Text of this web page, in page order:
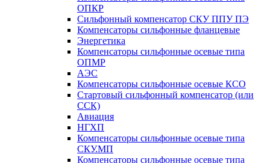
ОПКР
Сильфонный компенсатор СКУ ППУ ПЭ
Компенсаторы сильфонные фланцевые
Энергетика
Компенсаторы сильфонные осевые типа
ОПМР
АЭС
Компенсаторы сильфонные осевые КСО
Стартовый сильфонный компенсатор (или
ССК)
Авиация
НГХП
Компенсаторы сильфонные осевые типа
СКУ.МП
Компенсаторы сильфонные осевые типа